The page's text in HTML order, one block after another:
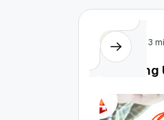
Tips 3
6